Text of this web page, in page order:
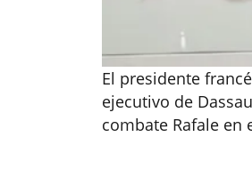
El presidente
ejecutivo de
combate Rafale en